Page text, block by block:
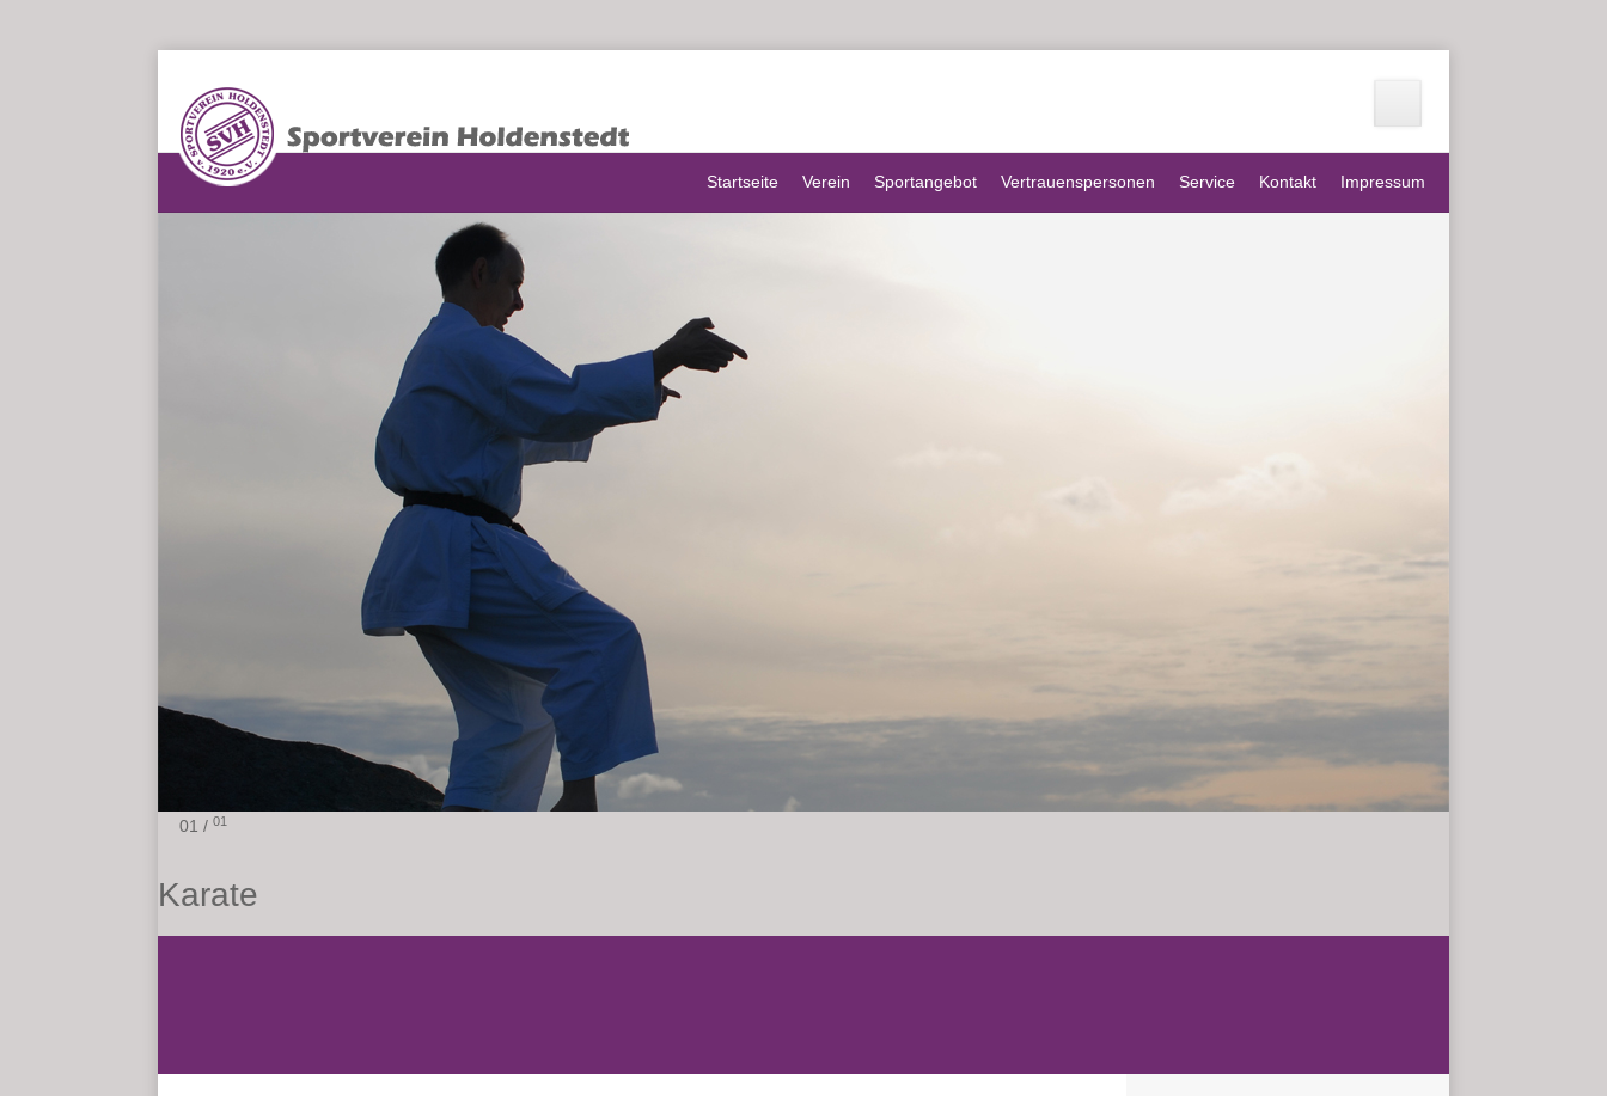
Startseite Verein Sportangebot Vertrauenspersonen Service Kontakt Impressum
01 / 01
Karate